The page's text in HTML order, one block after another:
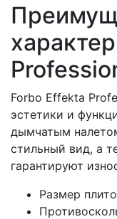
Forbo Effekta
эстетики и
дымчатым
стильный вид, а
гарантируют
Размер